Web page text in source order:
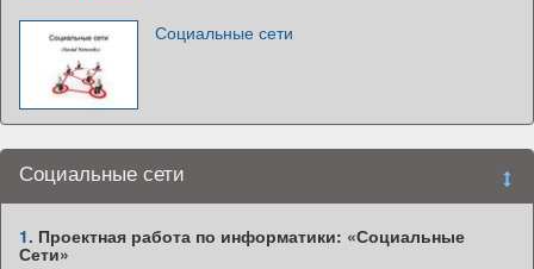
Социальные сети
Социальные сети
1. Проектная работа по информатики: «Социальные
Сети»